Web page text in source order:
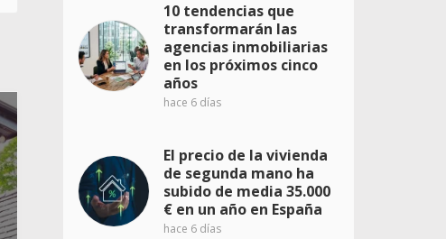
10 tendencias que
transformarán las
agencias inmobiliarias
en los próximos cinco
años
hace 6 días
El precio de la vivienda
de segunda mano ha
subido de media 35.000
€ en un año en España
hace 6 días